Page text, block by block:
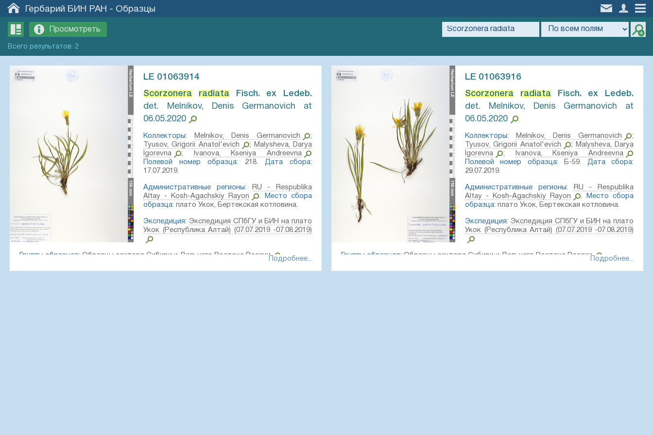
Гербарий БИН РАН - Образцы
Просмотреть
Всего результатов: 2
LE 01063914
Scorzonera radiataFisch. ex Ledeb.⁣
det. Melnikov, Denis Germanovich at
06.05.2020
Коллекторы: Melnikov, Denis Germanovich
;
Tyusov, Grigorii Anatol'evich
;
Malysheva, Darya
Igorevna
;
Ivanova, Kseniya Andreevna
Полевой номер образца: 218. Дата сбора:
17.07.2019.
Административные регионы:
RU - Respublika
Altay - Kosh-Agachskiy Rayon
.
Место сбора
образца: плато Укок, Бертекская котловина.
Экспедиция: Экспедиция СПбГУ и БИН на плато
Укок (Республика Алтай) (07.07.2019 -07.08.2019)
Группы образцов: Образцы сектора Сибири и Дальнего Востока России
Текст оригинальной этикетки:
Подробнее...
LE 01063916
Scorzonera radiataFisch. ex Ledeb.⁣
det. Melnikov, Denis Germanovich at
06.05.2020
Коллекторы: Melnikov, Denis Germanovich
;
Tyusov, Grigorii Anatol'evich
;
Malysheva, Darya
Igorevna
;
Ivanova, Kseniya Andreevna
Полевой номер образца: Б-59. Дата сбора:
29.07.2019.
Административные регионы:
RU - Respublika
Altay - Kosh-Agachskiy Rayon
.
Место сбора
образца: плато Укок, Бертекская котловина.
Экспедиция: Экспедиция СПбГУ и БИН на плато
Укок (Республика Алтай) (07.07.2019 -07.08.2019)
Группы образцов: Образцы сектора Сибири и Дальнего Востока России
Текст оригинальной этикетки:
Подробнее...